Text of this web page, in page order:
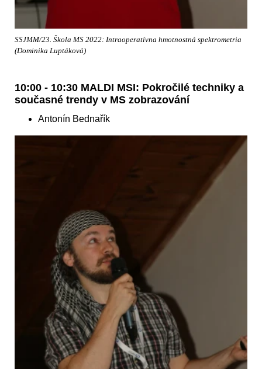
SSJMM/23. Škola MS 2022: Intraoperatívna hmotnostná spektrometria
(Dominika Luptáková)
10:00 - 10:30 MALDI MSI: Pokročilé techniky a
současné trendy v MS zobrazování
Antonín Bednařík